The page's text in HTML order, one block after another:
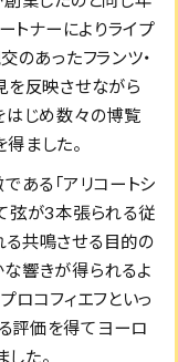
トナーによりライプ
のあったフランツ・
を反映させながら
はじめ数々の博覧
ました。
ある「アリコートシ
弦が3本張られる従
る共鳴させる目的の
響きが得られるよ
ロコフィエフといっ
評価を得てヨーロ
た。